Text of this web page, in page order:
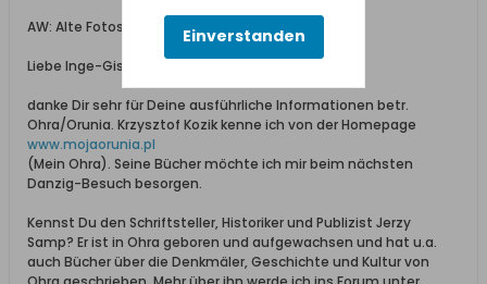
AW: Alte Fotos digital
Liebe Inge-Gisela,
danke Dir sehr für Deine ausführliche Informationen betr.
Ohra/Orunia. Krzysztof Kozik kenne ich von der Homepage
www.mojaorunia.pl
(Mein Ohra). Seine Bücher möchte ich mir beim nächsten
Danzig-Besuch besorgen.
Kennst Du den Schriftsteller, Historiker und Publizist Jerzy
Samp? Er ist in Ohra geboren und aufgewachsen und hat u.a.
auch Bücher über die Denkmäler, Geschichte und Kultur von
Einverstanden